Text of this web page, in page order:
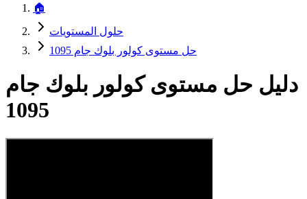
🏠
حلول المستويات
حل مستوى كولور بلوك جام 1095
دليل حل مستوى كولور بلوك جام
1095